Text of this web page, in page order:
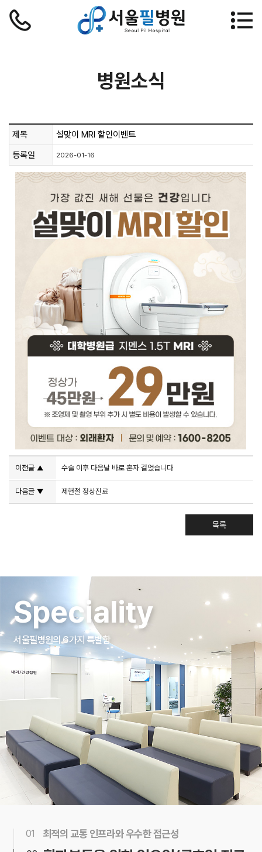
병원소식
제목
설맞이 MRI 할인이벤트
등록일
2026-01-16
이전글 ▲ 수술 이후 다음날 바로 혼자 걸었습니다
다음글 ▼ 제헌절 정상진료
목록
Speciality
서울필병원의 6가지 특별함
01 최적의 교통 인프라와 우수한 접근성